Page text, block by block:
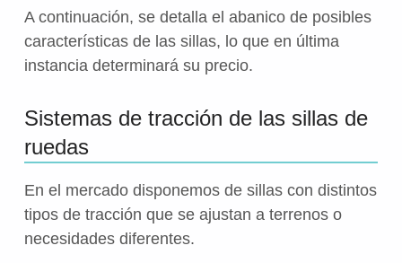
A continuación, se detalla el abanico de posibles
características de las sillas, lo que en última
instancia determinará su precio.
Sistemas de tracción de las sillas de
ruedas
En el mercado disponemos de sillas con distintos
tipos de tracción que se ajustan a terrenos o
necesidades diferentes.